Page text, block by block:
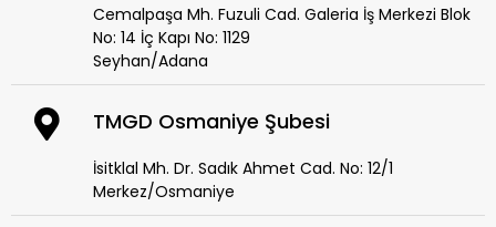
Cemalpaşa Mh. Fuzuli Cad. Galeria İş Merkezi Blok
No: 14 İç Kapı No: 1129
Seyhan/Adana
TMGD Osmaniye Şubesi
İsitklal Mh. Dr. Sadık Ahmet Cad. No: 12/1
Merkez/Osmaniye